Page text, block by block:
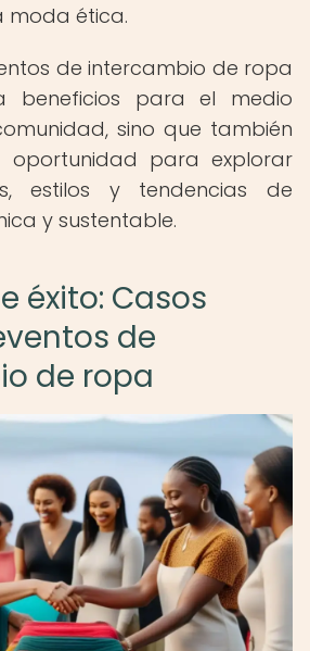
moda ética.
de intercambio de ropa
beneficios para el medio
sino que también
oportunidad para explorar
estilos y tendencias de
y sustentable.
éxito: Casos
de
de ropa